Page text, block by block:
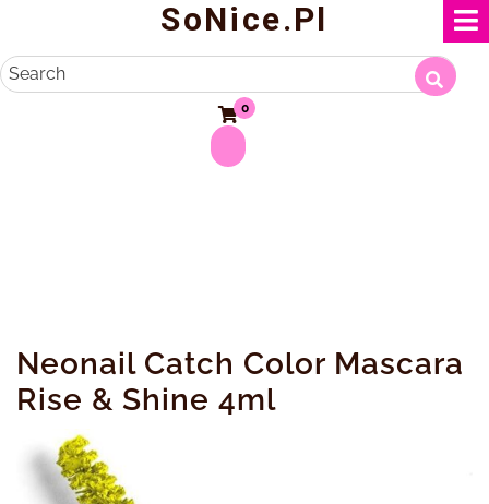
content
SoNice.pl
Search
0
Neonail Catch Color Mascara
Rise & Shine 4ml